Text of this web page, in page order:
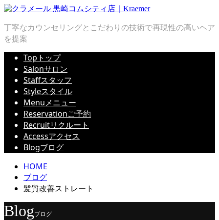
丁寧なカウンセリングとこだわりの技術で再現性の高いヘア
を提案
Top トップ
Salonサロン
Staffスタッフ
Styleスタイル
Menuメニュー
Reservationご予約
Recruitリクルート
Accessアクセス
Blogブログ
HOME
ブログ
髪質改善ストレート
Blogブログ